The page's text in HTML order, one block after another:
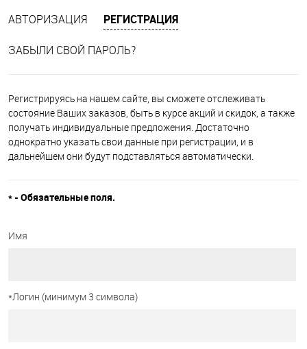
АВТОРИЗАЦИЯ РЕГИСТРАЦИЯ
ЗАБЫЛИ СВОЙ ПАРОЛЬ?
Регистрируясь на нашем сайте, вы сможете отслеживать
состояние Ваших заказов, быть в курсе акций и скидок, а также
получать индивидуальные предложения. Достаточно
однократно указать свои данные при регистрации, и в
дальнейшем они будут подставляться автоматически.
* - Обязательные поля.
Имя
*Логин (минимум 3 символа)